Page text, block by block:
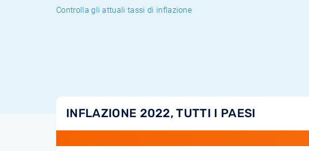
Controlla gli attuali tassi di inflazione
INFLAZIONE 2022, TUTTI I PAESI